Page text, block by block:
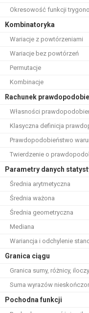
Okresowość funkcji
Kombinatoryka
Wariacje z powtórzeniami
Wariacje bez powtórzeń
Permutacje
Kombinacje
Rachunek
Własności
Klasyczna definicja
Prawdopodobieństwo
Twierdzenie o
Parametry danych
Średnia arytmetyczna
Średnia ważona
Średnia geometryczna
Mediana
Wariancja i odchylenie
Granica ciągu
Granica sumy, różnicy,
Suma wyrazów
Pochodna funkcji